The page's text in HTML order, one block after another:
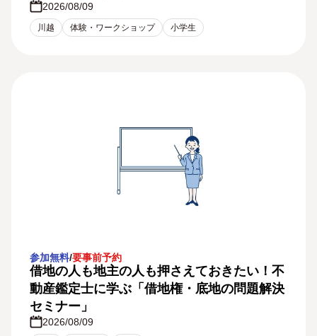
2026/08/09
川越 体験・ワークショップ 小学生
参加無料/要事前予約
借地の人も地主の人も押さえておきたい！不
動産鑑定士に学ぶ「借地権・底地の問題解決
セミナー」
2026/08/09